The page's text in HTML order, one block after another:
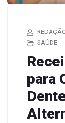
REDAÇÃO
SAÚDE
para